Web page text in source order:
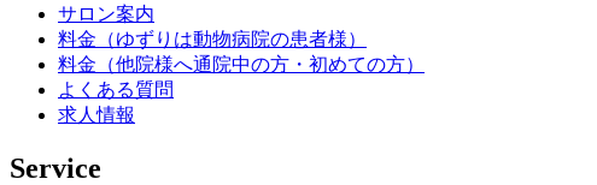
サロン案内
料金（ゆずりは動物病院の患者様）
料金（他院様へ通院中の方・初めての方）
よくある質問
求人情報
Service